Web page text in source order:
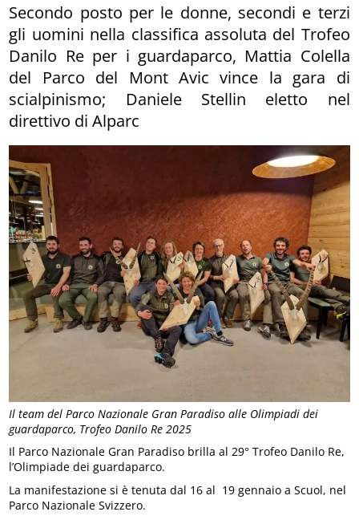
Il team del Parco Nazionale Gran Paradiso alle Olimpiadi dei
guardaparco, Trofeo Danilo Re 2025
Secondo posto per le donne, secondi e terzi
gli uomini nella classifica assoluta del Trofeo
Danilo Re per i guardaparco, Mattia Colella
del Parco del Mont Avic vince la gara di
scialpinismo; Daniele Stellin eletto nel
direttivo di Alparc
Il Parco Nazionale Gran Paradiso brilla al 29° Trofeo Danilo Re,
l’Olimpiade dei guardaparco.
La manifestazione si è tenuta dal 16 al 19 gennaio a Scuol, nel
Parco Nazionale Svizzero.